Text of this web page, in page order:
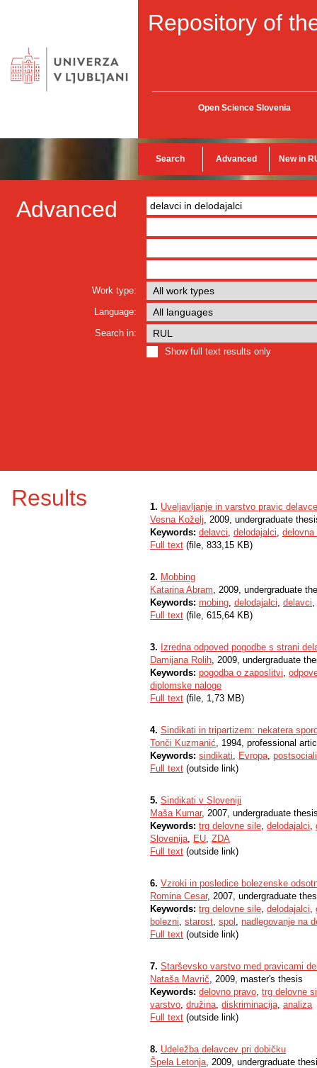
Repository of
Open Science Slovenia
Search Advanced New in
Advanced
Work type:
Language:
Search in:
Show full text results only
Results 1. Uveljavljanje in varstvo pravic
Vesna Koželj, 2009, undergraduate
Keywords: delavci, delodajalci, delovna
Full text (file, 833,15 KB)
2. Mobbing
Katarina Abram, 2009, undergraduate
Keywords: mobing, delodajalci, delavci,
Full text (file, 615,64 KB)
3. Izredna odpoved pogodbe s strani
Damijana Rolih, 2009, undergraduate
Keywords: pogodba o zaposlitvi,
diplomske naloge
Full text (file, 1,73 MB)
4. Sindikati in tripartizem: nekatera
Tonči Kuzmanić, 1994, professional
Keywords: sindikati, Evropa,
Full text (outside link)
5. Sindikati v Sloveniji
Maša Kumar, 2007, undergraduate
Keywords: trg delovne sile, delodajalci,
Slovenija, EU, ZDA
Full text (outside link)
6. Vzroki in posledice bolezenske
Romina Cesar, 2007, undergraduate
Keywords: trg delovne sile, delodajalci,
bolezni, starost, spol , nadlegovanje na
Full text (outside link)
7. Starševsko varstvo med pravicami
Nataša Mavrič, 2009, master's thesis
Keywords: delovno pravo, trg delovne
varstvo, družina, diskriminacija, analiza
Full text (outside link)
8. Udeležba delavcev pri dobičku
Špela Letonja, 2009, undergraduate